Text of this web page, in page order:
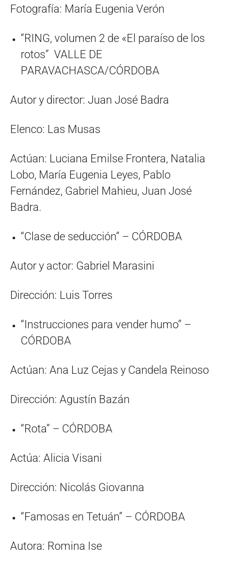
Fotografía: María Eugenia Verón
“RING, volumen 2 de «El paraíso de los
rotos” VALLE DE
PARAVACHASCA/CÓRDOBA
Autor y director: Juan José Badra
Elenco: Las Musas
Actúan: Luciana Emilse Frontera, Natalia
Lobo, María Eugenia Leyes, Pablo
Fernández, Gabriel Mahieu, Juan José
Badra.
“Clase de seducción” – CÓRDOBA
Autor y actor: Gabriel Marasini
Dirección: Luis Torres
“Instrucciones para vender humo” –
CÓRDOBA
Actúan: Ana Luz Cejas y Candela Reinoso
Dirección: Agustín Bazán
“Rota” – CÓRDOBA
Actúa: Alicia Visani
Dirección: Nicolás Giovanna
“Famosas en Tetuán” – CÓRDOBA
Autora: Romina Ise